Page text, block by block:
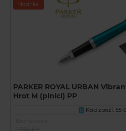
Novinka
PARKER ROYAL URBAN
Hrot M (plnící) PP
U Kód zboží: 55-